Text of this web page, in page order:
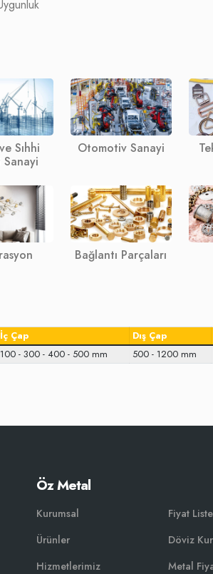
Sıhhi
Sanayi
Otomotiv Sanayi
Bağlantı Parçaları
İç Çap Dış Çap
100 - 300 - 400 - 500 mm 500 - 1200 mm
Öz Metal
Kurumsal
Ürünler
Hizmetlerimiz
Fiyat
Döviz
Metal